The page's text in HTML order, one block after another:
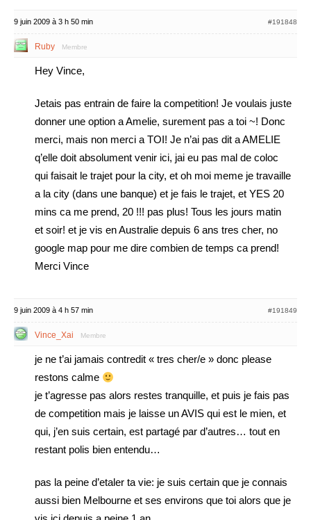
9 juin 2009 à 3 h 50 min #191848
Ruby Membre
Hey Vince,
Jetais pas entrain de faire la competition! Je voulais juste
donner une option a Amelie, surement pas a toi ~! Donc
merci, mais non merci a TOI! Je n’ai pas dit a AMELIE
q’elle doit absolument venir ici, jai eu pas mal de coloc
qui faisait le trajet pour la city, et oh moi meme je travaille
a la city (dans une banque) et je fais le trajet, et YES 20
mins ca me prend, 20 !!! pas plus! Tous les jours matin
et soir! et je vis en Australie depuis 6 ans tres cher, no
google map pour me dire combien de temps ca prend!
Merci Vince
9 juin 2009 à 4 h 57 min #191849
Vince_Xai Membre
je ne t’ai jamais contredit « tres cher/e » donc please
restons calme
je t’agresse pas alors restes tranquille, et puis je fais pas
de competition mais je laisse un AVIS qui est le mien, et
qui, j’en suis certain, est partagé par d’autres… tout en
restant polis bien entendu…
pas la peine d’etaler ta vie: je suis certain que je connais
aussi bien Melbourne et ses environs que toi alors que je